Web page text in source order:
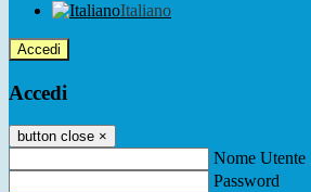
Italiano
Accedi
Accedi
button close ×
Nome Utente
Password